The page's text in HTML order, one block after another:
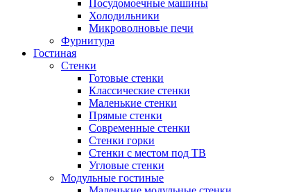
Посудомоечные машины
Холодильники
Микроволновые печи
Фурнитура
Гостиная
Стенки
Готовые стенки
Классические стенки
Маленькие стенки
Прямые стенки
Современные стенки
Стенки горки
Стенки с местом под ТВ
Угловые стенки
Модульные гостиные